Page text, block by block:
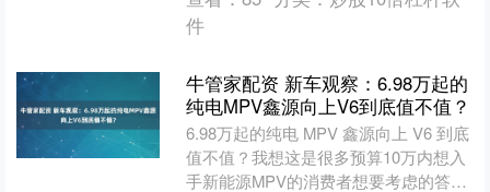
在保质期。 专家称汽....
件
牛管家配资 新车观察：6.98万起的
纯电MPV鑫源向上V6到底值不值？
6.98万起的纯电 MPV 鑫源向上 V6 到底
值不值？我想这是很多预算10万内想入
手新能源MPV的消费者想要考虑的答